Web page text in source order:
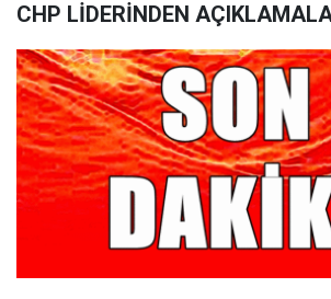
CHP LİDERİNDEN